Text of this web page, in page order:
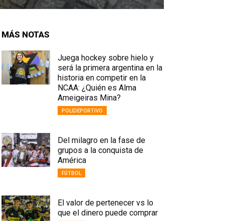
MÁS NOTAS
Juega hockey sobre hielo y
será la primera argentina en la
historia en competir en la
NCAA: ¿Quién es Alma
Ameigeiras Mina?
POLIDEPORTIVO
Del milagro en la fase de
grupos a la conquista de
América
FÚTBOL
El valor de pertenecer vs lo
que el dinero puede comprar